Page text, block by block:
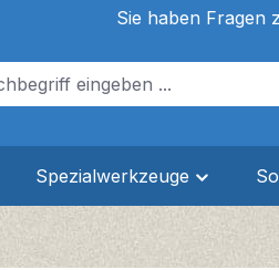
Sie haben Fragen
Spezialwerkzeuge